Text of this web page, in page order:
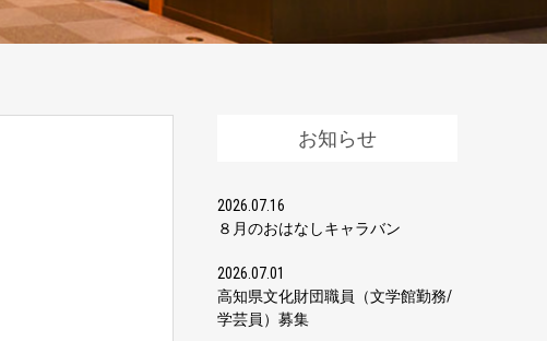
お知らせ
2026.07.16
８月のおはなしキャラバン
2026.07.01
高知県文化財団職員（文学館勤務/
学芸員）募集